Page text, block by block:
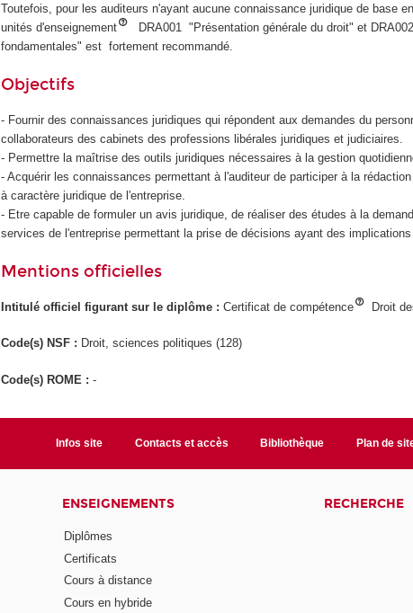
Toutefois, pour les auditeurs n'ayant aucune connaissance juridique de base
unités d'enseignement
DRA001 "Présentation générale du droit" et
fondamentales" est fortement recommandé.
Objectifs
- Fournir des connaissances juridiques qui répondent aux demandes du
collaborateurs des cabinets des professions libérales juridiques et judiciaires.
- Permettre la maîtrise des outils juridiques nécessaires à la gestion
- Acquérir les connaissances permettant à l'auditeur de participer à la
à caractère juridique de l'entreprise.
- Etre capable de formuler un avis juridique, de réaliser des études à la
services de l'entreprise permettant la prise de décisions ayant des implications
Mentions officielles
Intitulé officiel figurant sur le diplôme :Certificat de compétence Droit
Code(s) NSF : Droit, sciences politiques (128)
Code(s) ROME :-
Infos site Contacts et accès Bibliothèque Plan de
ENSEIGNEMENTS
Diplômes
Certificats
Cours à distance
Cours en hybride
RECHERCHE